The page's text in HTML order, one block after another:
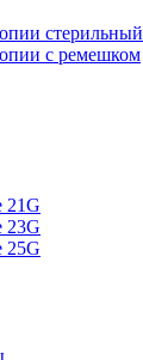
стерильный
с ремешком
21G
23G
25G